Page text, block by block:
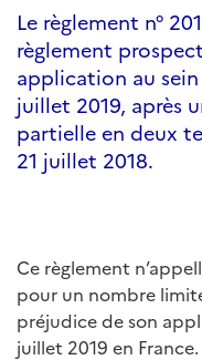
Le règlement n°
règlement
application au sein
juillet 2019, après
partielle en deux
21 juillet 2018.
Ce règlement
pour un nombre
préjudice de son
juillet 2019 en